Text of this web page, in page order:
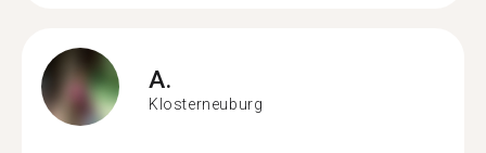
A.
Klosterneuburg